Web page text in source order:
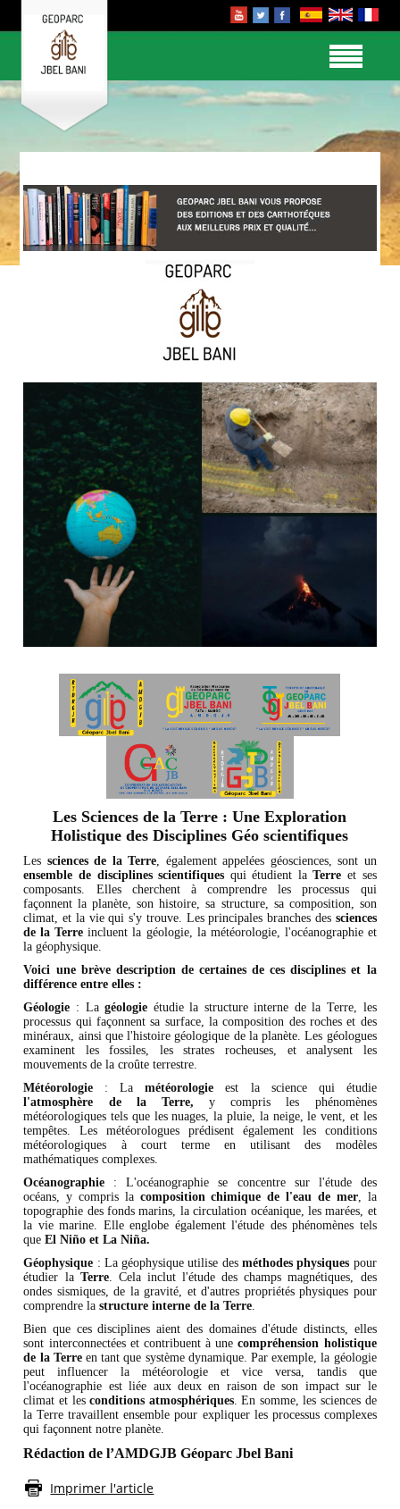
Les Sciences de la Terre : Une Exploration
Holistique des Disciplines Géo scientifiques
Les sciences de la Terre, également appelées géosciences, sont un
ensemble de disciplines scientifiques qui étudient laTerre et ses
composants. Elles cherchent à comprendre les processus qui
façonnent la planète, son histoire, sa structure, sa composition, son
climat, et la vie qui s'y trouve. Les principales branches des sciences
de la Terre incluent la géologie, la météorologie, l'océanographie et
la géophysique.
Voici une brève description de certaines de ces disciplines et la
différence entre elles :
Géologie : Lagéologie étudie la structure interne de la Terre, les
processus qui façonnent sa surface, la composition des roches et des
minéraux, ainsi que l'histoire géologique de la planète. Les géologues
examinent les fossiles, les strates rocheuses, et analysent les
mouvements de la croûte terrestre.
Météorologie : Lamétéorologie est la science qui étudie
l'atmosphère de la Terre, y compris les phénomènes
météorologiques tels que les nuages, la pluie, la neige, le vent, et les
tempêtes. Les météorologues prédisent également les conditions
météorologiques à court terme en utilisant des modèles
mathématiques complexes.
Océanographie : L'océanographie se concentre sur l'étude des
océans, y compris la composition chimique de l'eau de mer, la
topographie des fonds marins, la circulation océanique, les marées, et
la vie marine. Elle englobe également l'étude des phénomènes tels
queEl Niño et La Niña.
Géophysique : La géophysique utilise desméthodes physiques pour
étudier la Terre. Cela inclut l'étude des champs magnétiques, des
ondes sismiques, de la gravité, et d'autres propriétés physiques pour
comprendre lastructure interne de la Terre.
Bien que ces disciplines aient des domaines d'étude distincts, elles
sont interconnectées et contribuent à unecompréhension holistique
de la Terreen tant que système dynamique. Par exemple, la géologie
peut influencer la météorologie et vice versa, tandis que
l'océanographie est liée aux deux en raison de son impact sur le
climat et lesconditions atmosphériques. En somme, les sciences de
la Terre travaillent ensemble pour expliquer les processus complexes
qui façonnent notre planète.
Rédaction de l’AMDGJB Géoparc Jbel Bani
Imprimer l'article